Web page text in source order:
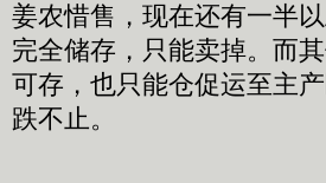
姜农惜售，现在还有一半
完全储存，只能卖掉。而
可存，也只能仓促运至主
跌不止。